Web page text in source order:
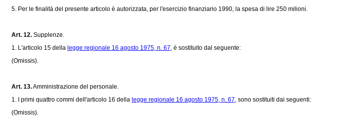
5. Per le finalità del presente articolo è autorizzata, per l'esercizio finanziario 1990, la spesa di lire 250 milioni.
Art. 12. Supplenze.
1. L'articolo 15 della legge regionale 16 agosto 1975, n. 67, è sostituito dal seguente:
(Omissis).
Art. 13.Amministrazione del personale.
1. I primi quattro commi dell'articolo 16 della legge regionale 16 agosto 1975, n. 67, sono sostituiti dai seguenti:
(Omissis).